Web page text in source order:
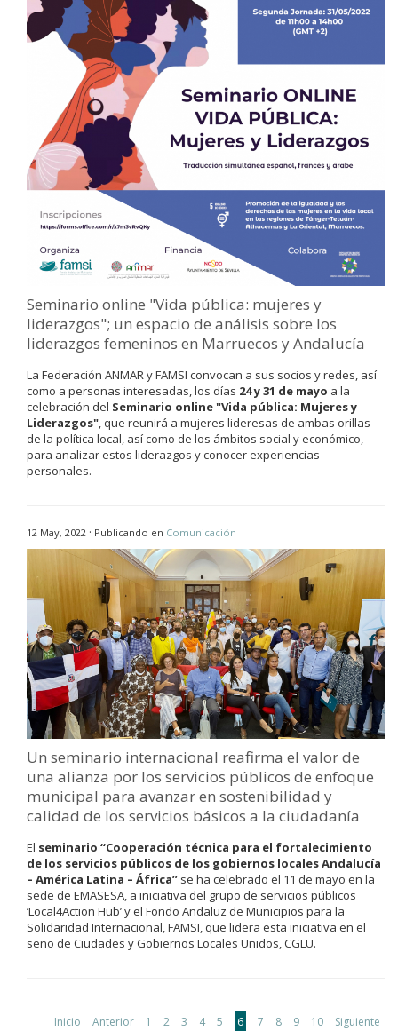
Seminario online "Vida pública: mujeres y
liderazgos"; un espacio de análisis sobre los
liderazgos femeninos en Marruecos y Andalucía
La Federación ANMAR y FAMSI convocan a sus socios y redes, así
como a personas interesadas, los días 24 y 31 de mayo a la
celebración del Seminario online "Vida pública: Mujeres y
Liderazgos", que reunirá a mujeres lideresas de ambas orillas
de la política local, así como de los ámbitos social y económico,
para analizar estos liderazgos y conocer experiencias
personales.
12 May, 2022 · Publicando en Comunicación
Un seminario internacional reafirma el valor de
una alianza por los servicios públicos de enfoque
municipal para avanzar en sostenibilidad y
calidad de los servicios básicos a la ciudadanía
El seminario “Cooperación técnica para el fortalecimiento
de los servicios públicos de los gobiernos locales Andalucía
– América Latina – África” se ha celebrado el 11 de mayo en la
sede de EMASESA, a iniciativa del grupo de servicios públicos
‘Local4Action Hub’ y el Fondo Andaluz de Municipios para la
Solidaridad Internacional, FAMSI, que lidera esta iniciativa en el
seno de Ciudades y Gobiernos Locales Unidos, CGLU.
Inicio Anterior 1 2 3 4 5 6 7 8 9 10
Siguiente